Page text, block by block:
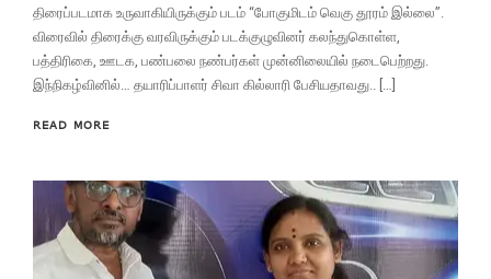
திரைப்படமாக உருவாகியிருக்கும் படம் “போகுமிடம் வெகு தூரம் இல்லை”.
விரைவில் திரைக்கு வரவிருக்கும் படக்குழுவினர் கலந்துகொள்ள,
பத்திரிகை, ஊடக, பண்பலை நண்பர்கள் முன்னிலையில் நடைபெற்றது.
இந்நிகழ்வினில்… தயாரிப்பாளர் சிவா கில்லாரி பேசியதாவது.. […]
READ MORE